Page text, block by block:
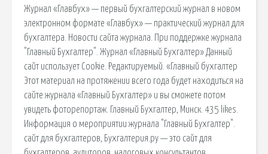
Журнал «Главбух» — первый бухгалтерский журнал в новом
электронном формате «Главбух» — практический журнал для
бухгалтера. Новости сайта журнала. При поддержке журнала
"Главный Бухгалтер". Журнал «Главный Бухгалтер» Данный
сайт использует Cookie. Редактируемый. «Главный бухгалтер
Этот материал на протяжении всего года будет находиться на
сайте журнала «Главный Бухгалтер» и вы сможете потом
увидеть фоторепортаж. Главный Бухгалтер, Минск. 435 likes.
Информация о мероприятии журнала "Главный Бухгалтер".
cайт для бухгалтеров, Бухгалтерия.ру — это сайт для